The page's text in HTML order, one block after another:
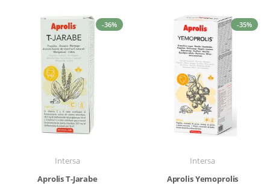
-36%
Intersa
Aprolis T-Jarabe
-35%
Intersa
Aprolis Yemoprolis